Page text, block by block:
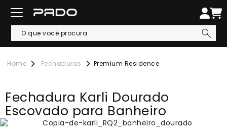
Fechaduras Premium Residence
Fechadura Karli Dourado
Escovado para Banheiro